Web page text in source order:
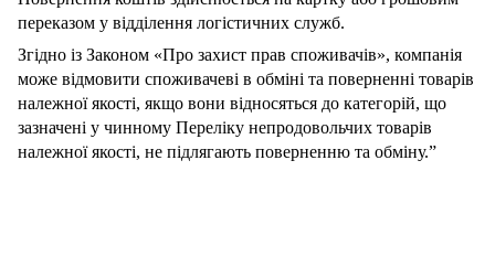
переказом у відділення логістичних служб.
Згідно із Законом «Про захист прав споживачів», компанія
може відмовити споживачеві в обміні та поверненні товарів
належної якості, якщо вони відносяться до категорій, що
зазначені у чинному Переліку непродовольчих товарів
належної якості, не підлягають поверненню та обміну.”